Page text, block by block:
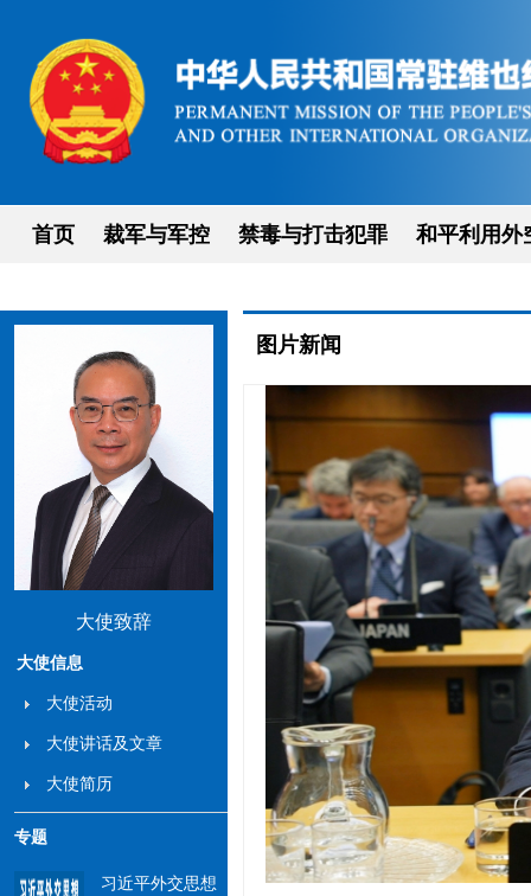
首页 裁军与军控 禁毒与打击犯罪 和平利用外
大使致辞
大使信息
大使活动
大使讲话及文章
大使简历
专题
习近平外交思想
图片新闻